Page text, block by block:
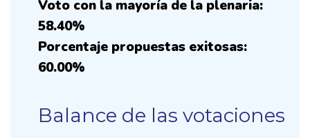
Voto con la mayoría de la plenaria:
58.40%
Porcentaje propuestas exitosas:
60.00%
Balance de las votaciones